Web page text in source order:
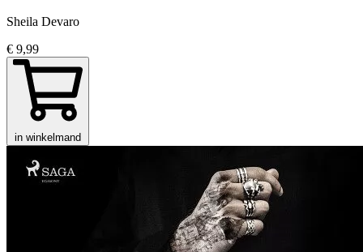
Sheila Devaro
€ 9,99
in winkelmand